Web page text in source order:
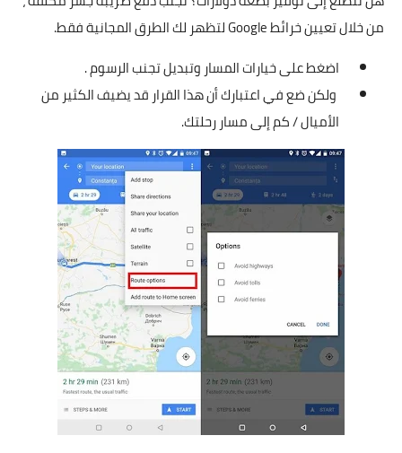
من خلال تعيين خرائط Google لتظهر لك الطرق المجانية فقط.
اضغط على خيارات المسار وتبديل تجنب الرسوم .
ولكن ضع في اعتبارك أن هذا القرار قد يضيف الكثير من
الأميال / كم إلى مسار رحلتك.